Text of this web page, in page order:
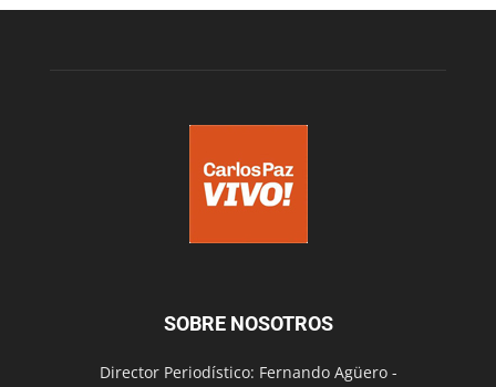
SOBRE NOSOTROS
Director Periodístico: Fernando Agüero -